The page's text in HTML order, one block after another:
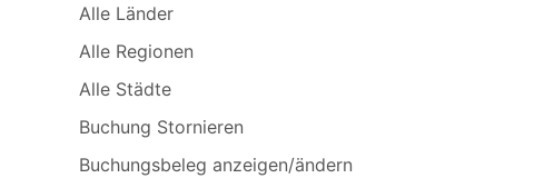
Alle Länder
Alle Regionen
Alle Städte
Buchung Stornieren
Buchungsbeleg anzeigen/ändern